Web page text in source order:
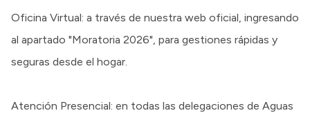
Oficina Virtual: a través de nuestra web oficial, ingresando
al apartado "Moratoria 2026", para gestiones rápidas y
seguras desde el hogar.
Atención Presencial: en todas las delegaciones de Aguas